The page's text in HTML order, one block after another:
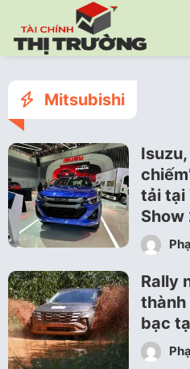
Mitsubishi
tải tại
Rally
thành
bạc